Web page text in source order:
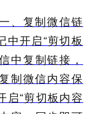
、复制微信链
中开启“剪切板
中复制链接，
制微信内容保
启“剪切板内容